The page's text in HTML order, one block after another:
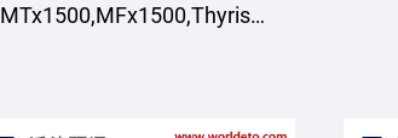
MTx1500,MFx1500,Thyristor/Diode